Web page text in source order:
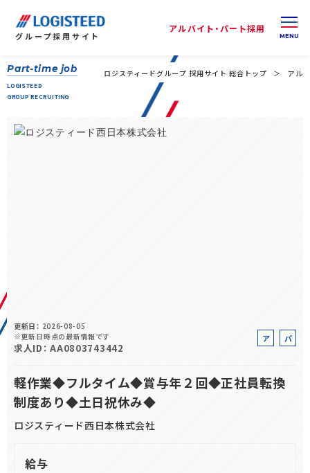
グループ採用サイト
アルバイト・パート採用
アルバイト・
Part-time job
LOGISTEED
GROUP RECRUITING
ロジスティードグループ 採用サイト 総合トップ アル
更新日
2026-08-05
※更新日時点の最新情報です
求人ID AA0803743442
ア
イ
パ
軽作業◆フルタイム◆賞与年２回◆正社員転換
制度あり◆土日祝休み◆
ロジスティード西日本株式会社
給与